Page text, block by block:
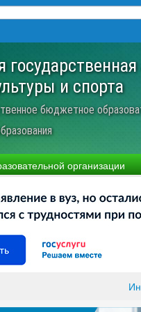
и спорта
бюджетное
Факультеты
Руководство
Противодействие
организации